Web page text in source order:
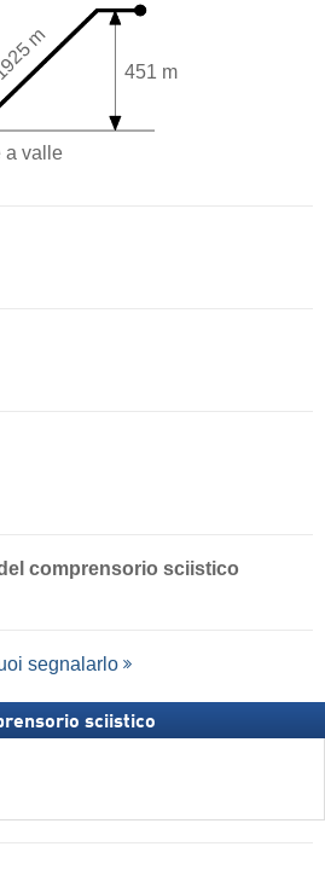
a valle
451 m
m
comprensorio sciistico
segnalarlo
sciistico